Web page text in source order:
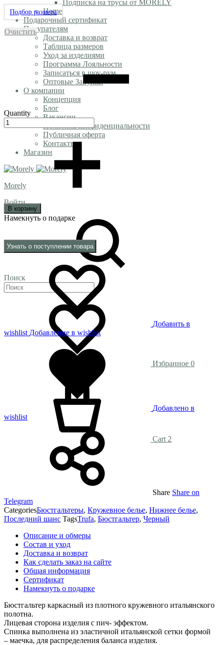
Подписка на трусы от MORELY
Home
Подарочный сертификат
Покупателям
Доставка и возврат
Таблица размеров
Уход за изделиями
Программа Лояльности
Записаться в шоу-рум
Оптовые Закупки
О компании
Концепция
Блог
Вакансии
Политика конфиденциальности
Публичная оферта
Контакты
Магазин
Morely
Войти
Поиск
Избранное 0
Cart 2
Подбор размера
Очистить
Quantity
В корзину
Намекнуть о подарке
Узнать о поступлении товара
Добавить в
wishlist Добавление в wishlist
Добавлено в
wishlist
Share Share on
Telegram
CategoriesБюстгальтеры, Кружевное белье, Нижнее белье,
Последний шанс TagsTrufa, Бюстгальтер, Черный
Описание и обмеры
Состав и уход
Доставка и возврат
Как сделать заказ на сайте
Общая информация
Сертификат
Намекнуть о подарке
Бюстгальтер каркасный из плотного кружевного итальянского
полотна.
Лицевая сторона изделия с пич- эффектом.
Спинка выполнена из эластичной итальянской сетки формой
– маечка, для распределения баланса изделия.